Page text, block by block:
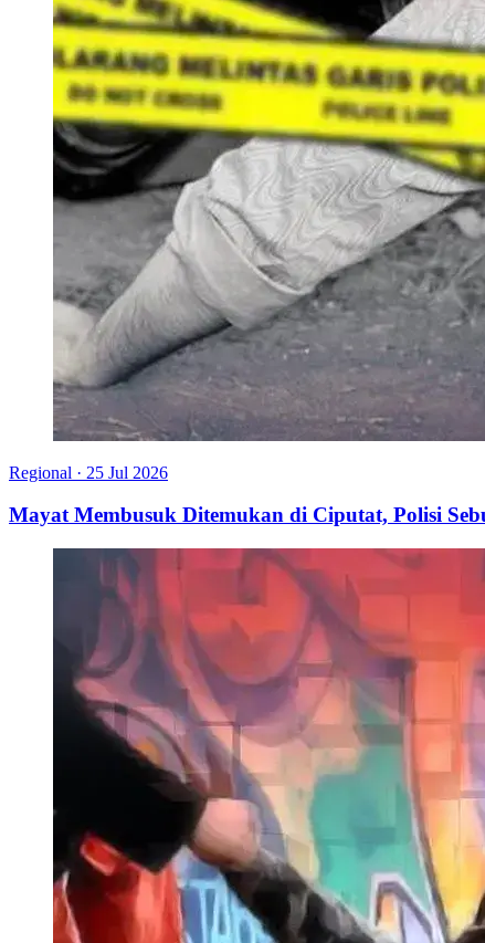
Regional · 25 Jul 2026
Mayat Membusuk Ditemukan di Ciputat, Polisi